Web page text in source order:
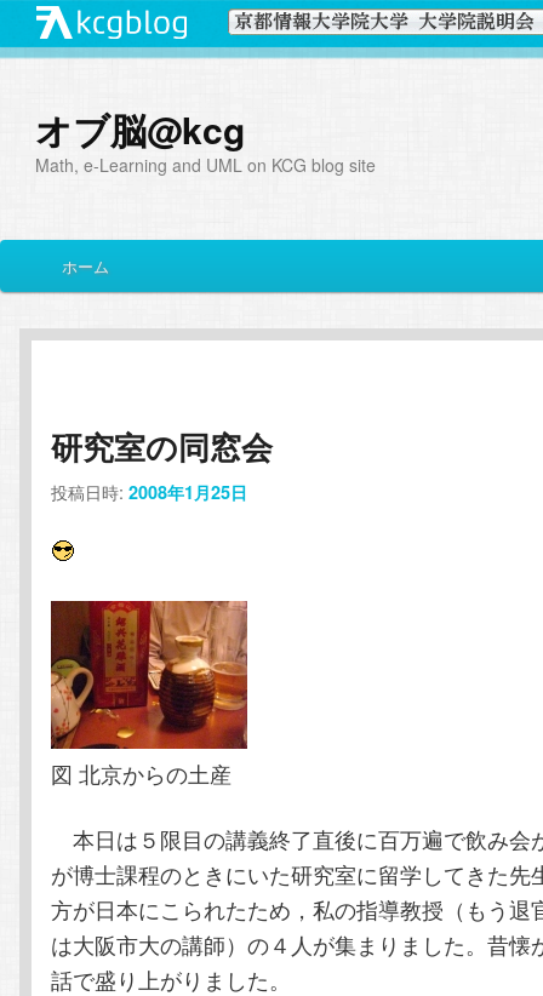
オブ脳@kcg
Math, e-Learning and UML on KCG blog site
イ
メ
イ
コ
ン
ン
ツ
へ
動
サ
ブ
ン
テ
ツ
へ
移
ホーム
研究室の同窓会
投稿日時:2008年1月25日
図 北京からの土産
本日は５限目の講義終了直後に百万遍で飲み会
が博士課程のときにいた研究室に留学してきた先
方が日本にこられたため，私の指導教授（もう退
は大阪市大の講師）の４人が集まりました。昔懐
話で盛り上がりました。